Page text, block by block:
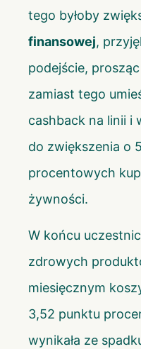
tego byłoby
finansowej,
podejście,
zamiast tego
cashback na linii i
do zwiększenia o
procentowych
żywności.
W końcu
zdrowych
miesięcznym
3,52 punktu
wynikała ze